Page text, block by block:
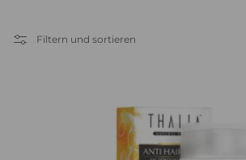
e
Filtern und sortieren